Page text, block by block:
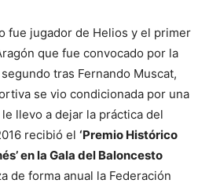
fue jugador de Helios y el primer
que fue convocado por la
tras Fernando Muscat,
se vio condicionada por una
llevo a dejar la práctica del
recibió el ‘Premio Histórico
en la Gala del Baloncesto
de forma anual la Federación